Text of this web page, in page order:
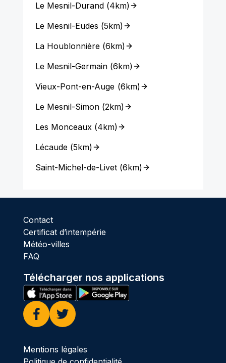
Le Mesnil-Durand(4km)
Le Mesnil-Eudes (5km)
La Houblonnière(6km)
Le Mesnil-Germain(6km)
Vieux-Pont-en-Auge (6km)
Le Mesnil-Simon(2km)
Les Monceaux(4km)
Lécaude(5km)
Saint-Michel-de-Livet(6km)
Contact
Certificat d’intempérie
Météo-villes
FAQ
Télécharger nos applications
Facebook
Twitter
Mentions légales